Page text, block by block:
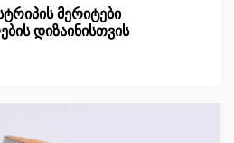
მერიტები
დიზაინისთვის